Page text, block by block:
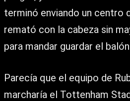
terminó enviando un centro
remató con la cabeza sin
para mandar guardar el
Parecía que el equipo de
marcharía el Tottenham